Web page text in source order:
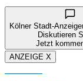
Kölner Stadt-
Diskutieren
Jetzt
ANZEIGE X